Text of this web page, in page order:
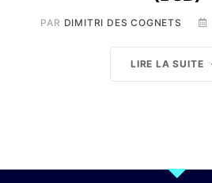
PAR DIMITRI DES COGNETS
LIRE LA SUITE